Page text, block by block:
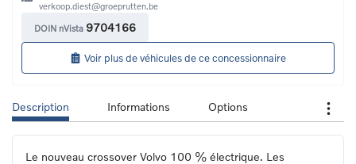
verkoop.diest@groeprutten.be
DOIN nVista 9704166
Voir plus de véhicules de ce concessionnaire
Description Informations Options
Le nouveau crossover Volvo 100 % électrique. Les